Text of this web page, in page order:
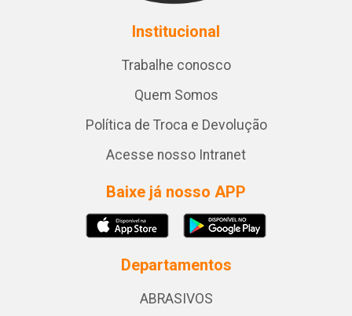
Institucional
Trabalhe conosco
Quem Somos
Política de Troca e Devolução
Acesse nosso Intranet
Baixe já nosso APP
Departamentos
ABRASIVOS